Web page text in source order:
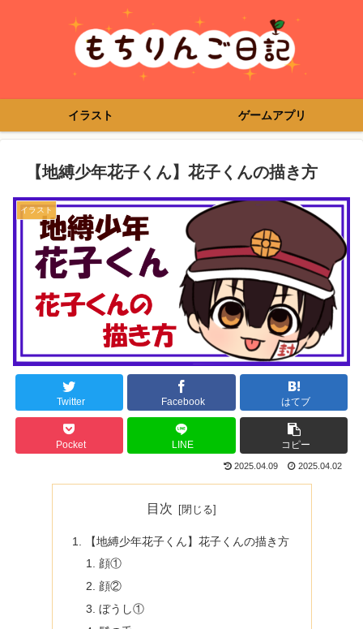
イラスト ゲームアプリ
【地縛少年花子くん】花子くんの描き方
イラスト
Twitter Facebook はてブ
Pocket LINE コピー
2025.04.09 2025.04.02
目次
【地縛少年花子くん】花子くんの描き方
顔①
顔②
ぼうし①